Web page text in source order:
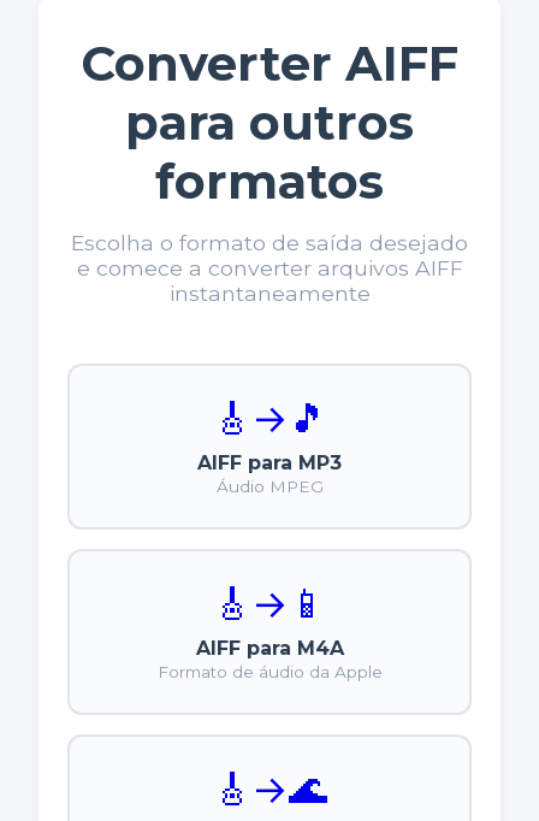
Converter AIFF
para outros
formatos
Escolha o formato de saída desejado
e comece a converter arquivos AIFF
instantaneamente
🎸 → 🎵
AIFF para MP3
Áudio MPEG
🎸 → 📱
AIFF para M4A
Formato de áudio da Apple
🎸 →🌊